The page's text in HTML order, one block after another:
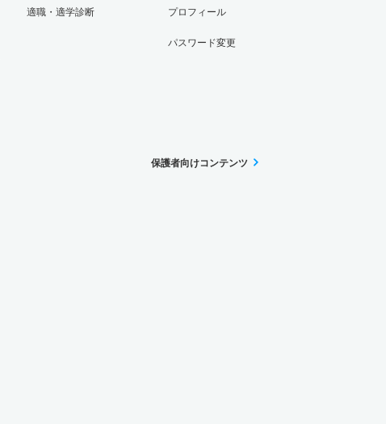
適職・適学診断 プロフィール
パスワード変更
保護者向けコンテンツ